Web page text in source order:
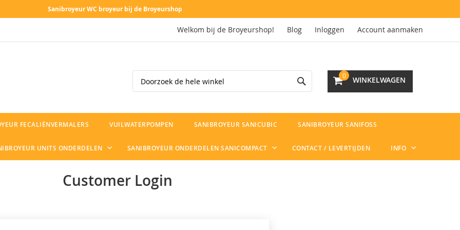
Sanibroyeur WC broyeur bij de Broyeurshop
Welkom bij de Broyeurshop! Blog Inloggen Account aanmaken
WINKELWAGEN
0
Search
FECALIËNVERMALERS VUILWATERPOMPEN SANIBROYEUR SANICUBIC SANIBROYEUR SANIFOSS
UNITS ONDERDELEN SANIBROYEUR ONDERDELEN SANICOMPACT CONTACT / LEVERTIJDEN INFO
Customer Login